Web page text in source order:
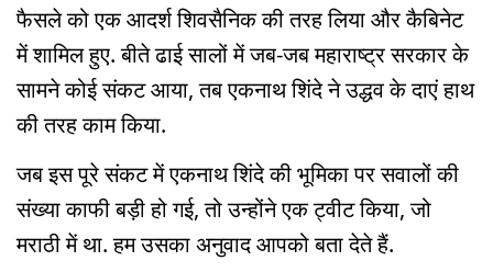
फैसले को एक आदर्श शिवसैनिक की तरह लिया और कैबिनेट
में शामिल हुए. बीते ढाई सालों में जब-जब महाराष्ट्र सरकार के
सामने कोई संकट आया, तब एकनाथ शिंदे ने उद्धव के दाएं हाथ
की तरह काम किया.
जब इस पूरे संकट में एकनाथ शिंदे की भूमिका पर सवालों की
संख्या काफी बड़ी हो गई, तो उन्होंने एक ट्वीट किया, जो
मराठी में था. हम उसका अनुवाद आपको बता देते हैं.